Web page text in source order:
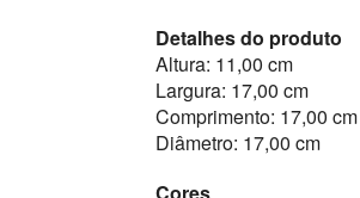
Detalhes do produto
Altura: 11,00 cm
Largura: 17,00 cm
Comprimento: 17,00 cm
Diâmetro: 17,00 cm